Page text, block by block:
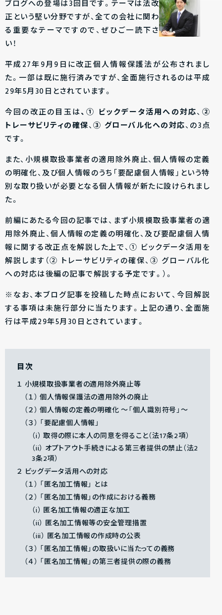
ブログへの登場は3回目です。テーマは法改
正という堅い分野ですが、全ての会社に関わ
る重要なテーマですので、ぜひご一読下さ
い！
平成27年9月9日に改正個人情報保護法が公布されまし
た。一部は既に施行済みですが、全面施行されるのは平成
29年5月30日とされています。
今回の改正の目玉は、① ビックデータ活用への対応、 ②
トレーサビリティの確保、③ グローバル化への対応、の3点
です。
また、小規模取扱事業者の適用除外廃止、個人情報の定義
の明確化、及び個人情報のうち「要配慮個人情報」という特
別な取り扱いが必要となる個人情報が新たに設けられまし
た。
前編にあたる今回の記事では、まず小規模取扱事業者の適
用除外廃止、個人情報の定義の明確化、及び要配慮個人情
報に関する改正点を解説した上で、① ビックデータ活用を
解説します（② トレーサビリティの確保、③ グローバル化
への対応は後編の記事で解説する予定です。）。
※なお、本ブログ記事を投稿した時点において、今回解説
する事項は未施行部分に当たります。上記の通り、全面施
行は平成29年5月30日とされています。
目次
１ 小規模取扱事業者の適用除外廃止等
（１） 個人情報保護法の適用除外の廃止
（２） 個人情報の定義の明確化 ～「個人識別符号」～
（３） 「要配慮個人情報」
（i） 取得の際に本人の同意を得ること（法17条2項）
（ii） オプトアウト手続きによる第三者提供の禁止（法2
3条2項）
２ ビッグデータ活用への対応
（１） 「匿名加工情報」 とは
（２） 「匿名加工情報」の作成における義務
（i） 匿名加工情報の適正な加工
（ii） 匿名加工情報等の安全管理措置
（iii） 匿名加工情報の作成時の公表
（３） 「匿名加工情報」の取扱いに当たっての義務
（４） 「匿名加工情報」の第三者提供の際の義務